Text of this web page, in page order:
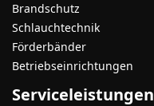
Brandschutz
Schlauchtechnik
Förderbänder
Betriebseinrichtungen
Serviceleistungen